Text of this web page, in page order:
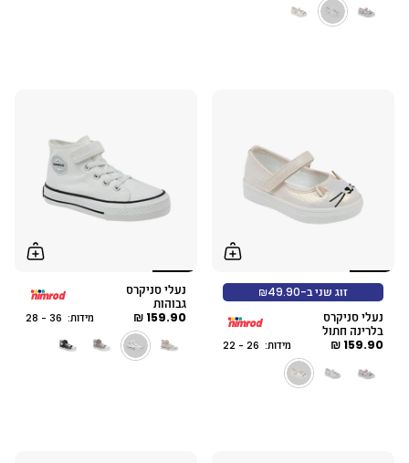
זוג שני ב-₪49.90
נעלי סניקרס
בלרינה חתול
159.90 ₪
מידות: 26 - 22
נעלי סניקרס
גבוהות
159.90 ₪
מידות: 36 - 28